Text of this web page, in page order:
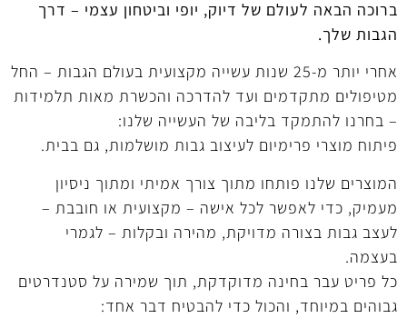
ברוכה הבאה לעולם של דיוק, יופי וביטחון עצמי – דרך
הגבות שלך.
אחרי יותר מ-25 שנות עשייה מקצועית בעולם הגבות – החל
מטיפולים מתקדמים ועד להדרכה והכשרת מאות תלמידות
– בחרנו להתמקד בליבה של העשייה שלנו:
פיתוח מוצרי פרימיום לעיצוב גבות מושלמות, גם בבית.
המוצרים שלנו פותחו מתוך צורך אמיתי ומתוך ניסיון
מעמיק, כדי לאפשר לכל אישה – מקצועית או חובבת –
לעצב גבות בצורה מדויקת, מהירה ובקלות – לגמרי
בעצמה.
כל פריט עבר בחינה מדוקדקת, תוך שמירה על סטנדרטים
גבוהים במיוחד, והכול כדי להבטיח דבר אחד: